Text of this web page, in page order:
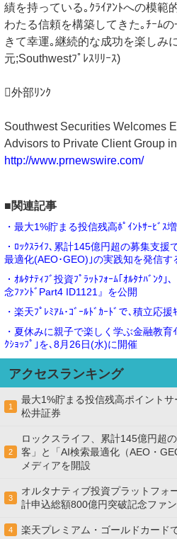
績を持っている｡ｸﾗｲｱﾝﾄへの模範
わたる信頼を構築してきた｡ﾁｰﾑ
きて幸運｡継続的な成功を楽しみ
元;Southwestﾌﾟﾚｽﾘﾘｰｽ)
外部ﾘﾝｸ
Southwest Securities Welcomes
Advisors to Private Client Group
http://www.prnewswire.com/
■関連記事
・最大1%貯まる投信残高ﾎﾟｲﾝﾄｻｰﾋﾞｽ
・ﾛｯｸｽﾗｲﾌ､累計145億円超の募集支
最適化(AEO･GEO)｣の実践知を発信す
・ｵﾙﾀﾅﾃｨﾌﾞ投資ﾌﾟﾗｯﾄﾌｫｰﾑ｢ｵﾙﾀﾅﾊﾞﾝｸ
念ﾌｧﾝﾄﾞPart4 ID1121』を公開
・楽天ﾌﾟﾚﾐｱﾑ･ｺﾞｰﾙﾄﾞｶｰﾄﾞで､積立応援
・夏休みに親子で楽しく学ぶ金融教育
ｸｼｮｯﾌﾟ｣を､8月26日(水)に開催
アクセスランキング
1
最大1%貯まる投信残高ポイント
松井証券
2
ロックスライフ、累計145億円超
客」と「AI検索最適化（AEO・
メディアを開設
3
オルタナティブ投資プラットフォ
計申込総額800億円突破記念ファ
4 楽天プレミアム・ゴールドカード